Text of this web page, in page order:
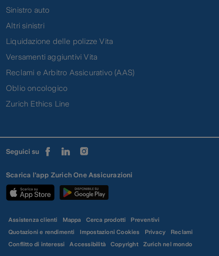
Sinistro auto
Altri sinistri
Liquidazione delle polizze Vita
Versamenti aggiuntivi Vita
Reclami e Arbitro Assicurativo (AAS)
Oblio oncologico
Zurich Ethics Line
Seguici su
Scarica l'app Zurich One Assicurazioni
Assistenza clienti Mappa Cerca prodotti
Preventivi
Quotazioni e rendimenti
Impostazioni Cookies Privacy
Reclami
Conflitto di interessi
Accessibilità Copyright Zurich nel mondo